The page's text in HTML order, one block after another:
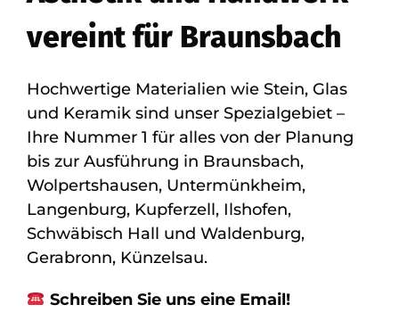
vereint für Braunsbach
Hochwertige Materialien wie Stein, Glas
und Keramik sind unser Spezialgebiet –
Ihre Nummer 1 für alles von der Planung
bis zur Ausführung in Braunsbach,
Wolpertshausen, Untermünkheim,
Langenburg, Kupferzell, Ilshofen,
Schwäbisch Hall und Waldenburg,
Gerabronn, Künzelsau.
Schreiben Sie uns eine Email!